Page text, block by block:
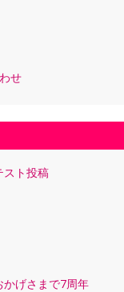
せ
スト投稿
かげさまで7周年